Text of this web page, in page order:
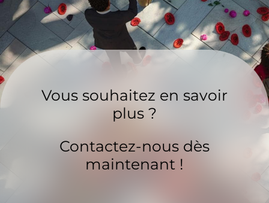
Vous souhaitez en savoir
plus ?
Contactez-nous dès
maintenant !